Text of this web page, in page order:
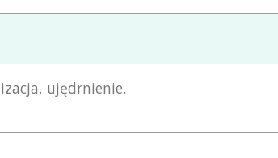
ujędrnienie.